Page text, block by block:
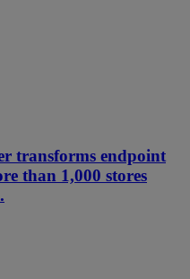
transforms endpoint
than 1,000 stores